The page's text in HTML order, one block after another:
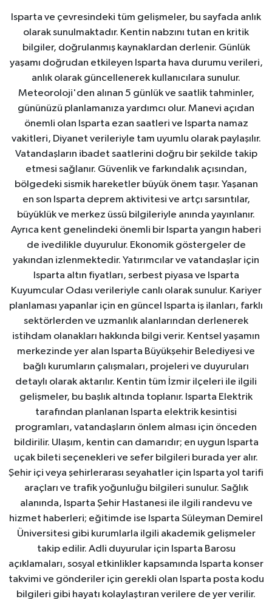
Isparta ve çevresindeki tüm gelişmeler, bu sayfada anlık
olarak sunulmaktadır. Kentin nabzını tutan en kritik
bilgiler, doğrulanmış kaynaklardan derlenir. Günlük
yaşamı doğrudan etkileyen Isparta hava durumu verileri,
anlık olarak güncellenerek kullanıcılara sunulur.
Meteoroloji'den alınan 5 günlük ve saatlik tahminler,
gününüzü planlamanıza yardımcı olur. Manevi açıdan
önemli olan Isparta ezan saatleri ve Isparta namaz
vakitleri, Diyanet verileriyle tam uyumlu olarak paylaşılır.
Vatandaşların ibadet saatlerini doğru bir şekilde takip
etmesi sağlanır. Güvenlik ve farkındalık açısından,
bölgedeki sismik hareketler büyük önem taşır. Yaşanan
en son Isparta deprem aktivitesi ve artçı sarsıntılar,
büyüklük ve merkez üssü bilgileriyle anında yayınlanır.
Ayrıca kent genelindeki önemli bir Isparta yangın haberi
de ivedilikle duyurulur. Ekonomik göstergeler de
yakından izlenmektedir. Yatırımcılar ve vatandaşlar için
Isparta altın fiyatları, serbest piyasa ve Isparta
Kuyumcular Odası verileriyle canlı olarak sunulur. Kariyer
planlaması yapanlar için en güncel Isparta iş ilanları, farklı
sektörlerden ve uzmanlık alanlarından derlenerek
istihdam olanakları hakkında bilgi verir. Kentsel yaşamın
merkezinde yer alan Isparta Büyükşehir Belediyesi ve
bağlı kurumların çalışmaları, projeleri ve duyuruları
detaylı olarak aktarılır. Kentin tüm İzmir ilçeleri ile ilgili
gelişmeler, bu başlık altında toplanır. Isparta Elektrik
tarafından planlanan Isparta elektrik kesintisi
programları, vatandaşların önlem alması için önceden
bildirilir. Ulaşım, kentin can damarıdır; en uygun Isparta
uçak bileti seçenekleri ve sefer bilgileri burada yer alır.
Şehir içi veya şehirlerarası seyahatler için Isparta yol tarifi
araçları ve trafik yoğunluğu bilgileri sunulur. Sağlık
alanında, Isparta Şehir Hastanesi ile ilgili randevu ve
hizmet haberleri; eğitimde ise Isparta Süleyman Demirel
Üniversitesi gibi kurumlarla ilgili akademik gelişmeler
takip edilir. Adli duyurular için Isparta Barosu
açıklamaları, sosyal etkinlikler kapsamında Isparta konser
takvimi ve gönderiler için gerekli olan Isparta posta kodu
bilgileri gibi hayatı kolaylaştıran verilere de yer verilir.